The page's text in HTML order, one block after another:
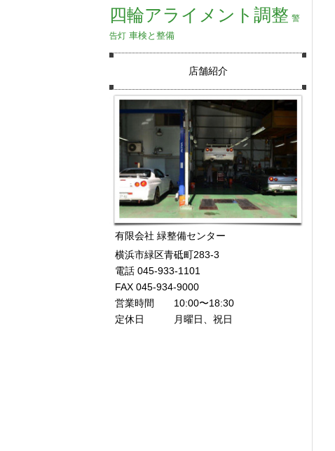
四輪アライメント調整 警
告灯 車検と整備
店舗紹介
有限会社 緑整備センター
横浜市緑区青砥町283-3
電話 045-933-1101
FAX 045-934-9000
営業時間 10:00〜18:30
定休日 月曜日、祝日